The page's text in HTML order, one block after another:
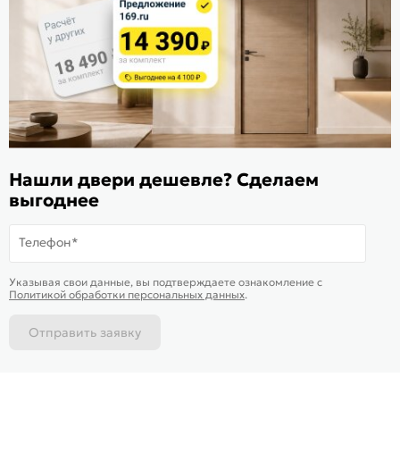
В корзину-38 019 ₽ Купить в 1 клик
Расскажите о нас
Поделиться
Оцените магазин
ИКС 1340
© 2010—2026 Склад Дверей 169.RU
Пользовательское соглашение
Политика обработки персональных данных
Карта сайта
Нашли двери дешевле? Сделаем
выгоднее
Телефон*
Указывая свои данные, вы подтверждаете ознакомление c
Политикой обработки персональных данных.
Отправить заявку